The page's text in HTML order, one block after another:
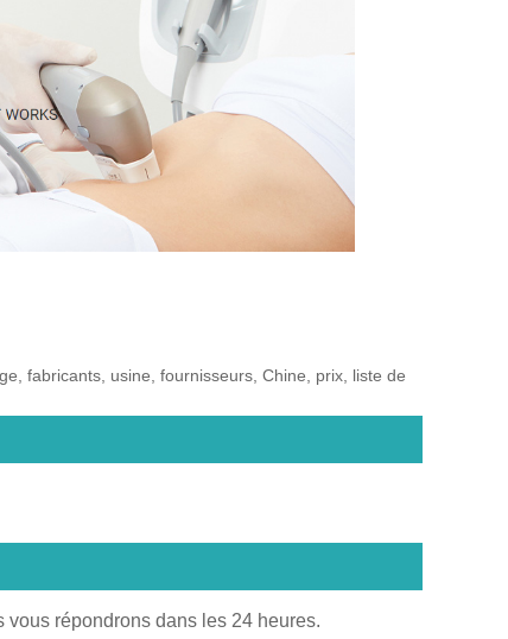
fabricants, usine, fournisseurs, Chine, prix, liste de
répondrons dans les 24 heures.